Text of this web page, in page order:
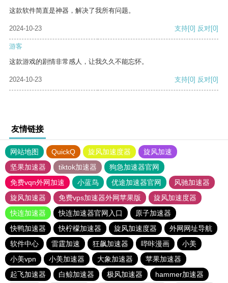
这款软件简直是神器，解决了我所有问题。
2024-10-23 支持[0] 反对[0]
游客
这款游戏的剧情非常感人，让我久久不能忘怀。
2024-10-23 支持[0] 反对[0]
友情链接
网站地图 QuickQ 旋风加速度器
旋风加速
坚果加速器
tiktok加速器
狗急加速器官网
免费vqn外网加速
小蓝鸟 优途加速器官网
风驰加速器
旋风加速器
免费vps加速器外网苹果版
旋风加速度器
快连加速器
快连加速器官网入口
原子加速器
快鸭加速器
快柠檬加速器 旋风加速度器
外网网址导航
软件中心
雷霆加速 狂飙加速器 哔咔漫画
小美
小美vpn
小美加速器 大象加速器
苹果加速器
起飞加速器
白鲸加速器 极风加速器
hammer加速器